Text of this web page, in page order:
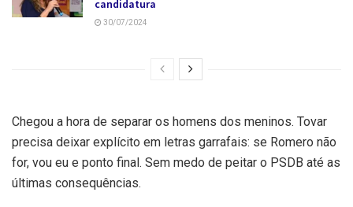
candidatura
30/07/2024
Chegou a hora de separar os homens dos meninos. Tovar
precisa deixar explícito em letras garrafais: se Romero não
for, vou eu e ponto final. Sem medo de peitar o PSDB até as
últimas consequências.